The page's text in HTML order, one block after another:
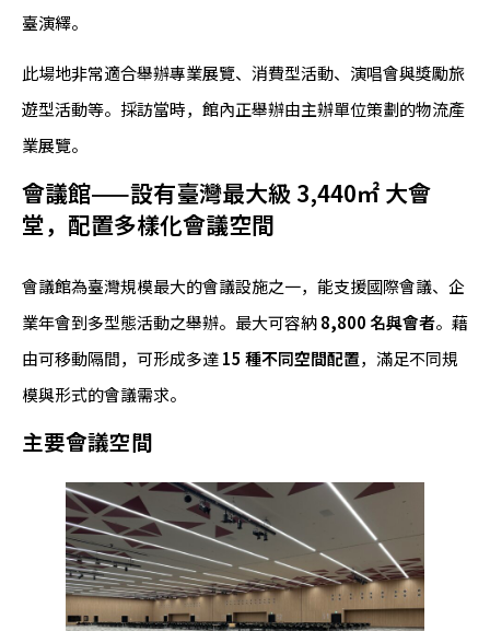
臺演繹。
此場地非常適合舉辦專業展覽、消費型活動、演唱會與獎勵旅
遊型活動等。採訪當時，館內正舉辦由主辦單位策劃的物流產
業展覽。
會議館——設有臺灣最大級 3,440㎡ 大會
堂，配置多樣化會議空間
會議館為臺灣規模最大的會議設施之一，能支援國際會議、企
業年會到多型態活動之舉辦。最大可容納8,800 名與會者。藉
由可移動隔間，可形成多達15 種不同空間配置，滿足不同規
模與形式的會議需求。
主要會議空間